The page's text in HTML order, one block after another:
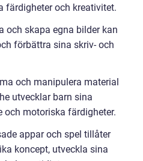
färdigheter och kreativitet.
och skapa egna bilder kan
förbättra sina skriv- och
och manipulera material
utvecklar barn sina
och motoriska färdigheter.
appar och spel tillåter
koncept, utveckla sina